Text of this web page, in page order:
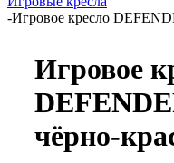
-Игровое кресло
Игровое
чёрно-